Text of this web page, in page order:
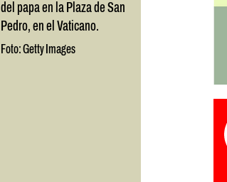
del papa en la Plaza de San
Pedro, en el Vaticano.
Foto: Getty Images